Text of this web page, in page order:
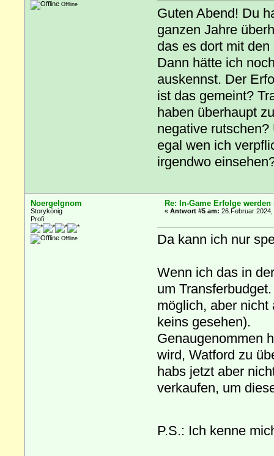
Offline
Guten Abend! Du
ganzen Jahre
das es dort mit
Dann hätte ich
auskennst. Der
ist das gemeint?
haben überhaupt
negative rutschen?
egal wen ich
irgendwo
Noergelgnom
Storykönig
Profi
Offline
Re: In-Game Erfolge
«Antwort #5 am: 26.Februar
Da kann ich nur
Wenn ich das in
um
möglich, aber nicht
keins gesehen).
Genaugenommen
wird, Watford zu
habs jetzt aber
verkaufen, um
P.S.: Ich kenne